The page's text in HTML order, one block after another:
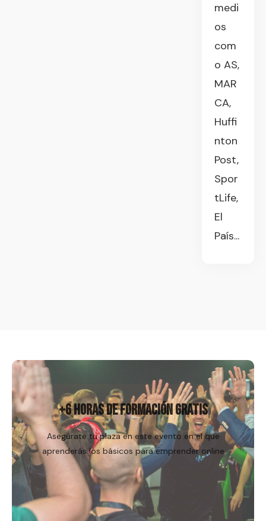
medi
os
com
o AS,
MAR
CA,
Huffi
nton
Post,
Spor
tLife,
El
País...
+6 HORAS DE FORMACIÓN GRATIS
Asegúrate tu plaza en este evento en el que
aprenderás los básicos para emprender online
Regístrame